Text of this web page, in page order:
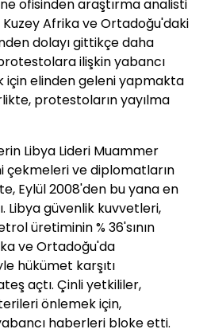
ofisinden araştırma analisti
Afrika ve Ortadoğu'daki
dolayı gittikçe daha
ilişkin yabancı
elinden geleni yapmakta
protestoların yayılma
Libya Lideri Muammer
çekmeleri ve diplomatların
Eylül 2008'den bu yana en
Libya güvenlik kuvvetleri,
üretiminin % 36'sının
ve Ortadoğu'da
hükümet karşıtı
açtı. Çinli yetkililer,
önlemek için,
haberleri bloke etti.